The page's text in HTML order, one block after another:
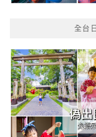
全台